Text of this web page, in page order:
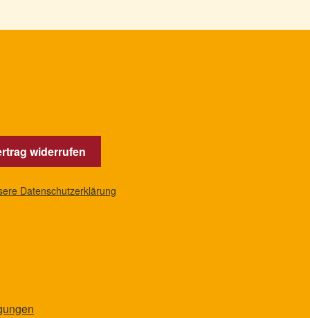
widerrufen
Datenschutzerklärung